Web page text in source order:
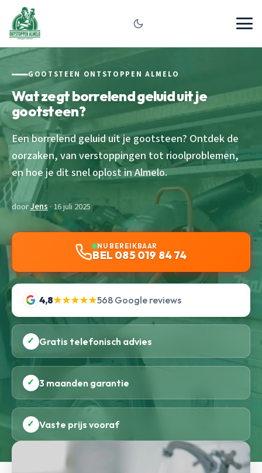
GOOTSTEEN ONTSTOPPEN ALMELO
Wat zegt borrelend geluid uit je
gootsteen?
Een borrelend geluid uit je gootsteen? Ontdek de
oorzaken, van verstoppingen tot rioolproblemen,
en hoe je dit snel oplost in Almelo.
doorJens · 16 juli 2025
NU BEREIKBAAR
BEL 085 019 84 74
4,8★★★★★568 Google reviews
✓ Gratis telefonisch advies
✓ 3 maanden garantie
✓ Vaste prijs vooraf